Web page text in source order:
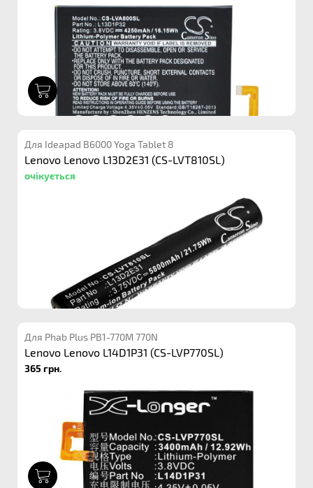
Для Ideapad B6000 Yoga Tablet 8
Lenovo Lenovo L13D2E31 (CS-LVT810SL)
очікується
Для Phab Plus PB1-770M 770N
Lenovo Lenovo L14D1P31 (CS-LVP770SL)
365 грн.